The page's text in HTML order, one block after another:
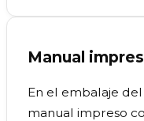
Manual
En el embalaje
manual impreso